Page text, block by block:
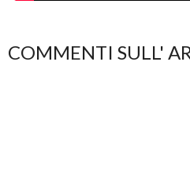
COMMENTI SULL'